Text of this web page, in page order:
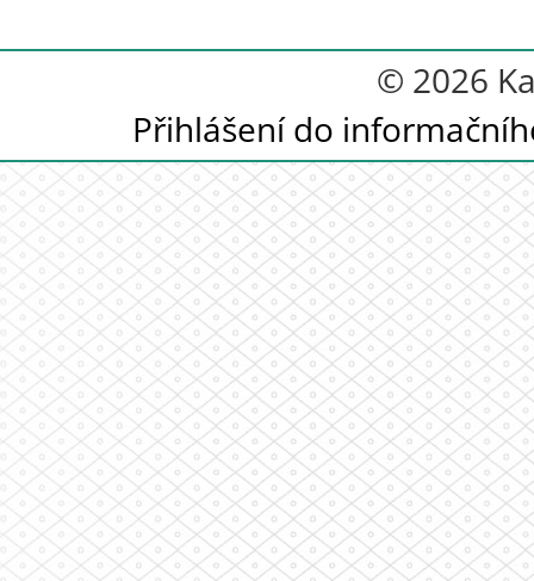
© 2026
Přihlášení do